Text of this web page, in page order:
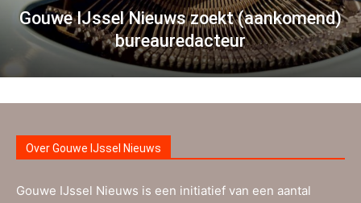
Gouwe IJssel Nieuws zoekt (aankomend)
bureauredacteur
Over Gouwe IJssel Nieuws
Gouwe IJssel Nieuws is een initiatief van een aantal